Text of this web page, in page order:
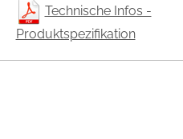
Technische Infos -
Produktspezifikation